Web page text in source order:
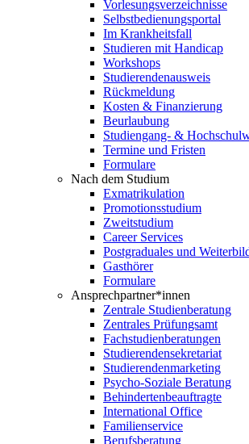
Vorlesungsverzeichnisse
Selbstbedienungsportal
Im Krankheitsfall
Studieren mit Handicap
Workshops
Studierendenausweis
Rückmeldung
Kosten & Finanzierung
Beurlaubung
Studiengang- &
Termine und Fristen
Formulare
Nach dem Studium
Exmatrikulation
Promotionsstudium
Zweitstudium
Career Services
Postgraduales und
Gasthörer
Formulare
Ansprechpartner*innen
Zentrale Studienberatung
Zentrales Prüfungsamt
Fachstudienberatungen
Studierendensekretariat
Studierendenmarketing
Psycho-Soziale Beratung
Behindertenbeauftragte
International Office
Familienservice
Berufsberatung